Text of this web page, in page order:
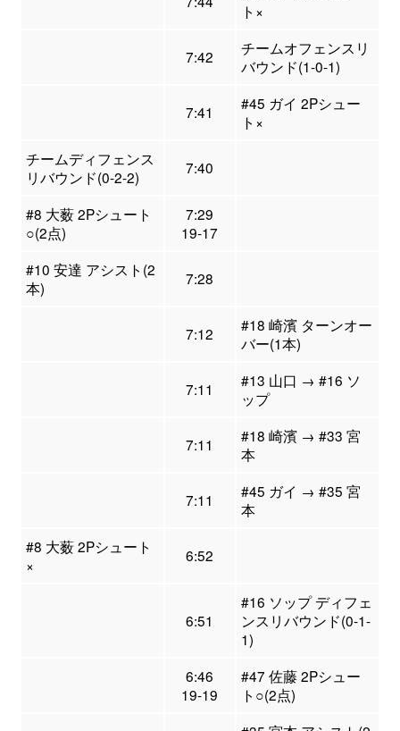
ト×
7:42
チームオフェンスリ
バウンド(1-0-1)
7:41
#45 ガイ 2Pシュー
ト×
チームディフェンス
リバウンド(0-2-2)
7:40
#8 大薮 2Pシュート
○(2点)
7:29
19-17
#10 安達 アシスト(2
本)
7:28
7:12
#18 崎濱 ターンオー
バー(1本)
7:11
#13 山口 → #16 ソ
ップ
7:11
#18 崎濱 → #33 宮
本
7:11
#45 ガイ → #35 宮
本
#8 大薮 2Pシュート
×
6:52
6:51
#16 ソップ ディフェ
ンスリバウンド(0-1-
1)
6:46
19-19
#47 佐藤 2Pシュー
ト○(2点)